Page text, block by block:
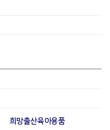
희망출산육아용품